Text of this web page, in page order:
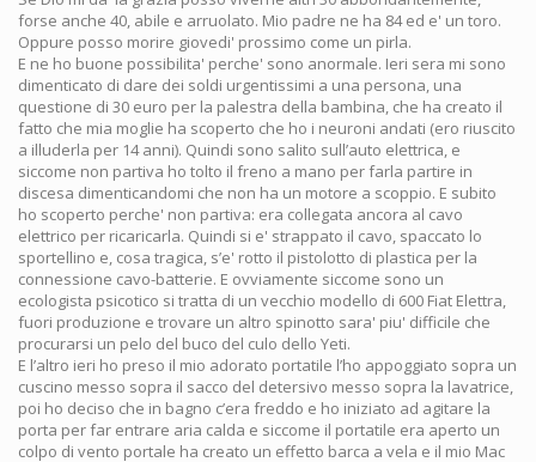
forse anche 40, abile e arruolato. Mio padre ne ha 84 ed e' un toro.
Oppure posso morire giovedi' prossimo come un pirla.
E ne ho buone possibilita' perche' sono anormale. Ieri sera mi sono
dimenticato di dare dei soldi urgentissimi a una persona, una
questione di 30 euro per la palestra della bambina, che ha creato il
fatto che mia moglie ha scoperto che ho i neuroni andati (ero riuscito
a illuderla per 14 anni). Quindi sono salito sull’auto elettrica, e
siccome non partiva ho tolto il freno a mano per farla partire in
discesa dimenticandomi che non ha un motore a scoppio. E subito
ho scoperto perche' non partiva: era collegata ancora al cavo
elettrico per ricaricarla. Quindi si e' strappato il cavo, spaccato lo
sportellino e, cosa tragica, s’e' rotto il pistolotto di plastica per la
connessione cavo-batterie. E ovviamente siccome sono un
ecologista psicotico si tratta di un vecchio modello di 600 Fiat Elettra,
fuori produzione e trovare un altro spinotto sara' piu' difficile che
procurarsi un pelo del buco del culo dello Yeti.
E l’altro ieri ho preso il mio adorato portatile l’ho appoggiato sopra un
cuscino messo sopra il sacco del detersivo messo sopra la lavatrice,
poi ho deciso che in bagno c’era freddo e ho iniziato ad agitare la
porta per far entrare aria calda e siccome il portatile era aperto un
colpo di vento portale ha creato un effetto barca a vela e il mio Mac